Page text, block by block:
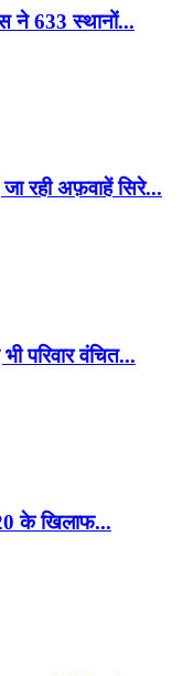
ने 633 स्थानों...
जा रही अफ़वाहें सिरे...
परिवार वंचित...
के खिलाफ...